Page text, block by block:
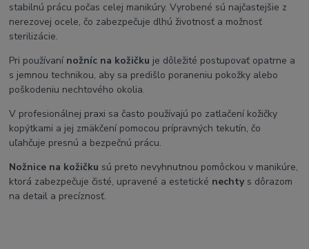
stabilnú prácu počas celej manikúry. Vyrobené sú najčastejšie z
nerezovej ocele, čo zabezpečuje dlhú životnosť a možnosť
sterilizácie.
Pri používaní nožníc na kožičku je dôležité postupovať opatrne a
s jemnou technikou, aby sa predišlo poraneniu pokožky alebo
poškodeniu nechtového okolia.
V profesionálnej praxi sa často používajú po zatlačení kožičky
kopýtkami a jej zmäkčení pomocou prípravných tekutín, čo
uľahčuje presnú a bezpečnú prácu.
Nožnice na kožičku sú preto nevyhnutnou pomôckou v manikúre,
ktorá zabezpečuje čisté, upravené a estetické nechty s dôrazom
na detail a precíznosť.